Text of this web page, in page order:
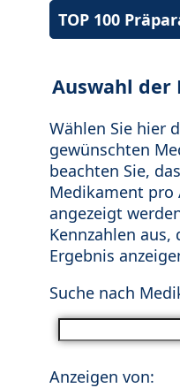
TOP 100
Auswahl der
Wählen Sie hier
gewünschten
beachten Sie,
Medikament pro
angezeigt
Kennzahlen aus,
Ergebnis
Suche nach
Anzeigen von: